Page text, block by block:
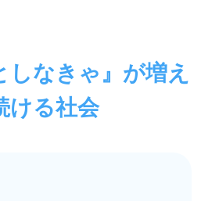
しなきゃ』が増え
ける社会